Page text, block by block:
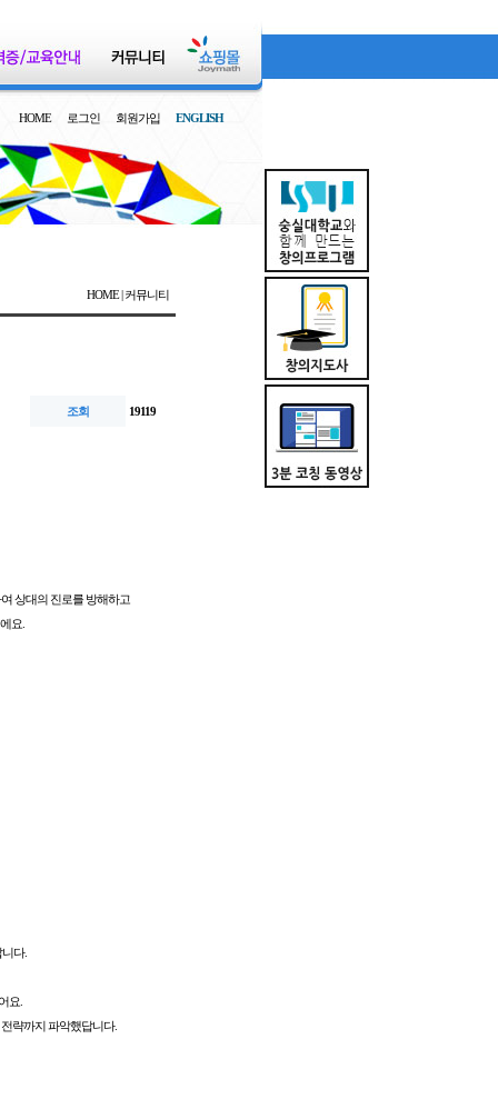
HOME 로그인 회원가입 ENGLISH
HOME | 커뮤니티
조회 19119
상대의 진로를 방해하고
요.
다.
요.
략까지 파악했답니다.